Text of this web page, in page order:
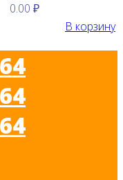
0.00 ₽
В корзину